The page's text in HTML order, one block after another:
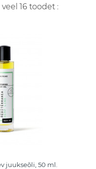
16 toodet :
juukseõli, 50 ml.